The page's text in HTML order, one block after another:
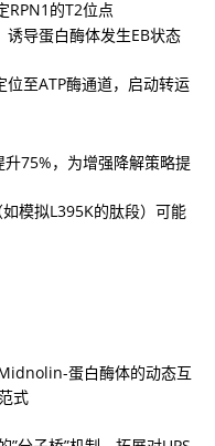
RPN1的T2位点
诱导蛋白酶体发生EB状态
至ATP酶通道，启动转运
75%，为增强降解策略提
模拟L395K的肽段）可能
蛋白酶体的动态互
式